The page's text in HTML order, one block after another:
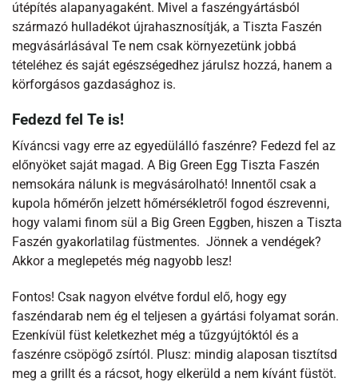
útépítés alapanyagaként. Mivel a faszéngyártásból
származó hulladékot újrahasznosítják, a Tiszta Faszén
megvásárlásával Te nem csak környezetünk jobbá
tételéhez és saját egészségedhez járulsz hozzá, hanem a
körforgásos gazdasághoz is.
Fedezd fel Te is!
Kíváncsi vagy erre az egyedülálló faszénre? Fedezd fel az
előnyöket saját magad. A Big Green Egg Tiszta Faszén
nemsokára nálunk is megvásárolható! Innentől csak a
kupola hőmérőn jelzett hőmérsékletről fogod észrevenni,
hogy valami finom sül a Big Green Eggben, hiszen a Tiszta
Faszén gyakorlatilag füstmentes. Jönnek a vendégek?
Akkor a meglepetés még nagyobb lesz!
Fontos! Csak nagyon elvétve fordul elő, hogy egy
faszéndarab nem ég el teljesen a gyártási folyamat során.
Ezenkívül füst keletkezhet még a tűzgyújtóktól és a
faszénre csöpögő zsírtól. Plusz: mindig alaposan tisztítsd
meg a grillt és a rácsot, hogy elkerüld a nem kívánt füstöt.